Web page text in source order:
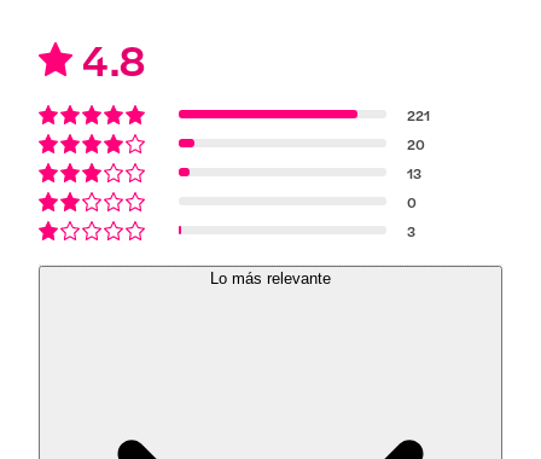
4.8
221
20
13
0
3
Lo más relevante